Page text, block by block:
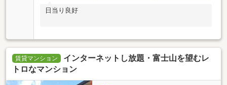
日当り良好
賃貸マンション
インターネットし放題・富士山を望むレ
トロなマンション